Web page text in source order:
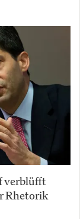
verblüfft
Rhetorik